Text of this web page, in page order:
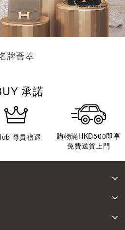
牌薈萃
承諾
尊貴禮遇
購物滿HKD500即享
免費送貨上門